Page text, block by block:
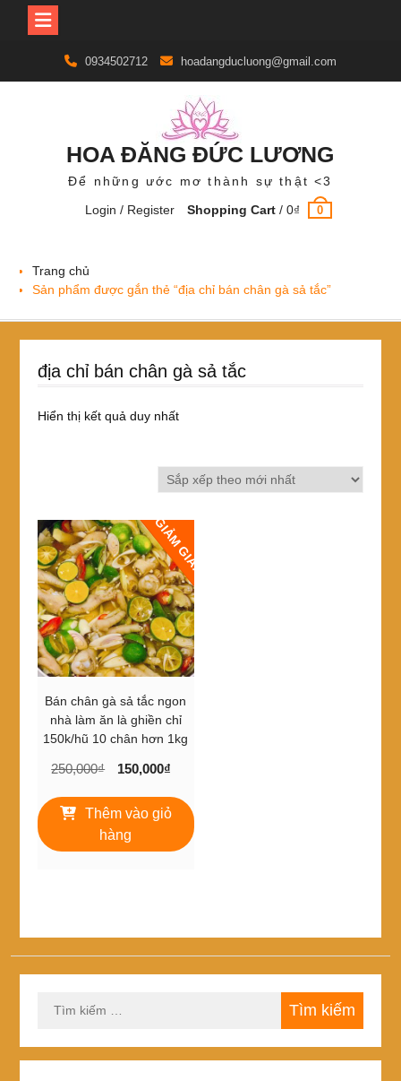
content
0934502712 hoadangducluong@gmail.com
HOA ĐĂNG ĐỨC LƯƠNG
Để những ước mơ thành sự thật <3
Login / Register
Shopping Cart /0₫ 0
Trang chủ
Sản phẩm được gắn thẻ “địa chỉ bán chân gà sả tắc”
địa chỉ bán chân gà sả tắc
Hiển thị kết quả duy nhất
GIẢM GIÁ!
Bán chân gà sả tắc ngon
nhà làm ăn là ghiền chỉ
150k/hũ 10 chân hơn 1kg
250,000₫
Giá
là:
250,000₫.
150,000₫
tại
150,000₫.
Thêm vào giỏ
hàng
kiếm